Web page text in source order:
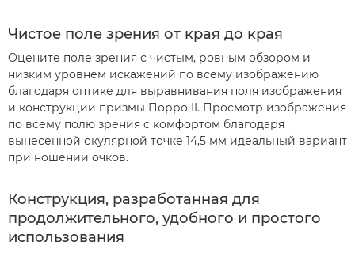
Чистое поле зрения от края до края
Оцените поле зрения с чистым, ровным обзором и
низким уровнем искажений по всему изображению
благодаря оптике для выравнивания поля изображения
и конструкции призмы Порро II. Просмотр изображения
по всему полю зрения с комфортом благодаря
вынесенной окулярной точке 14,5 мм идеальный вариант
при ношении очков.
Конструкция, разработанная для
продолжительного, удобного и простого
использования